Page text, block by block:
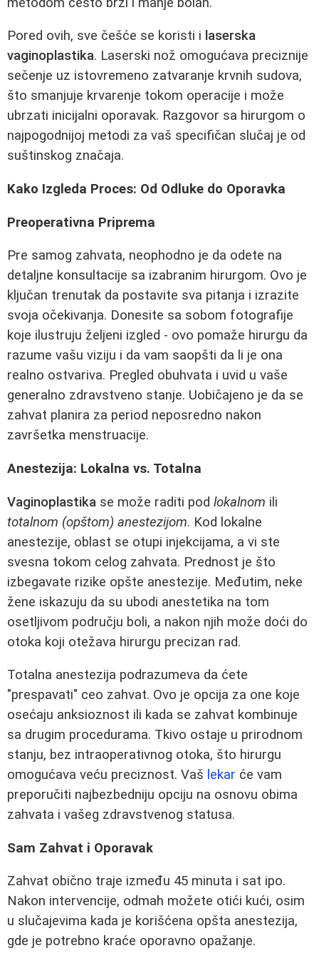
Pored ovih, sve češće se koristi i laserska
vaginoplastika. Laserski nož omogućava preciznije
sečenje uz istovremeno zatvaranje krvnih sudova,
što smanjuje krvarenje tokom operacije i može
ubrzati inicijalni oporavak. Razgovor sa hirurgom o
najpogodnijoj metodi za vaš specifičan slučaj je od
suštinskog značaja.
Kako Izgleda Proces: Od Odluke do Oporavka
Preoperativna Priprema
Pre samog zahvata, neophodno je da odete na
detaljne konsultacije sa izabranim hirurgom. Ovo je
ključan trenutak da postavite sva pitanja i izrazite
svoja očekivanja. Donesite sa sobom fotografije
koje ilustruju željeni izgled - ovo pomaže hirurgu da
razume vašu viziju i da vam saopšti da li je ona
realno ostvariva. Pregled obuhvata i uvid u vaše
generalno zdravstveno stanje. Uobičajeno je da se
zahvat planira za period neposredno nakon
završetka menstruacije.
Anestezija: Lokalna vs. Totalna
Vaginoplastika se može raditi pod lokalnom ili
totalnom (opštom) anestezijom. Kod lokalne
anestezije, oblast se otupi injekcijama, a vi ste
svesna tokom celog zahvata. Prednost je što
izbegavate rizike opšte anestezije. Međutim, neke
žene iskazuju da su ubodi anestetika na tom
osetljivom području boli, a nakon njih može doći do
otoka koji otežava hirurgu precizan rad.
Totalna anestezija podrazumeva da ćete
"prespavati" ceo zahvat. Ovo je opcija za one koje
osećaju anksioznost ili kada se zahvat kombinuje
sa drugim procedurama. Tkivo ostaje u prirodnom
stanju, bez intraoperativnog otoka, što hirurgu
omogućava veću preciznost. Vaš lekar će vam
preporučiti najbezbedniju opciju na osnovu obima
zahvata i vašeg zdravstvenog statusa.
Sam Zahvat i Oporavak
Zahvat obično traje između 45 minuta i sat ipo.
Nakon intervencije, odmah možete otići kući, osim
u slučajevima kada je korišćena opšta anestezija,
gde je potrebno kraće oporavno opažanje.